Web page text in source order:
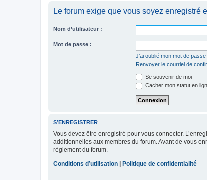
Le forum exige que vous soyez enregistré
Nom d’utilisateur :
Mot de passe :
J’ai oublié mon mot de passe
Renvoyer le courriel de
Se souvenir de moi
Cacher mon statut en
S’ENREGISTRER
Vous devez être enregistré pour vous connecter.
additionnelles aux membres du forum. Avant de vous
règlement du forum.
Conditions d’utilisation
Politique de confidentialité